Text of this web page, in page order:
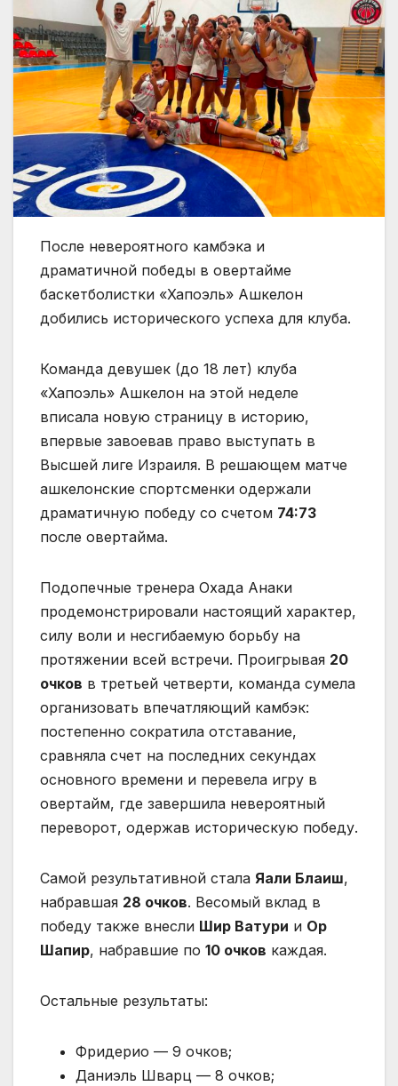
После невероятного камбэка и
драматичной победы в овертайме
баскетболистки «Хапоэль» Ашкелон
добились исторического успеха для клуба.
Команда девушек (до 18 лет) клуба
«Хапоэль» Ашкелон на этой неделе
вписала новую страницу в историю,
впервые завоевав право выступать в
Высшей лиге Израиля. В решающем матче
ашкелонские спортсменки одержали
драматичную победу со счетом 74:73
после овертайма.
Подопечные тренера Охада Анаки
продемонстрировали настоящий характер,
силу воли и несгибаемую борьбу на
протяжении всей встречи. Проигрывая 20
очков в третьей четверти, команда сумела
организовать впечатляющий камбэк:
постепенно сократила отставание,
сравняла счет на последних секундах
основного времени и перевела игру в
овертайм, где завершила невероятный
переворот, одержав историческую победу.
Самой результативной стала Яали Блаиш,
набравшая 28 очков. Весомый вклад в
победу также внесли Шир Ватури и Ор
Шапир, набравшие по 10 очков каждая.
Остальные результаты:
Фридерио — 9 очков;
Даниэль Шварц — 8 очков;